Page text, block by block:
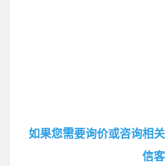
如果您需要询价或咨询相
信